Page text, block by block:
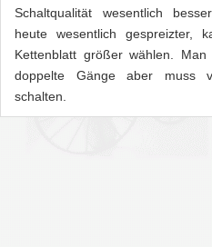
Schaltqualität wesentlich
heute wesentlich gespreizter,
Kettenblatt größer wählen.
doppelte Gänge aber muss
schalten.